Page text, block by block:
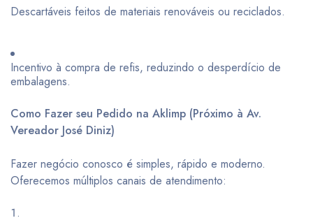
Descartáveis feitos de materiais renováveis ou reciclados.
Incentivo à compra de refis, reduzindo o desperdício de
embalagens.
Como Fazer seu Pedido na Aklimp (Próximo à Av.
Vereador José Diniz)
Fazer negócio conosco é simples, rápido e moderno.
Oferecemos múltiplos canais de atendimento: